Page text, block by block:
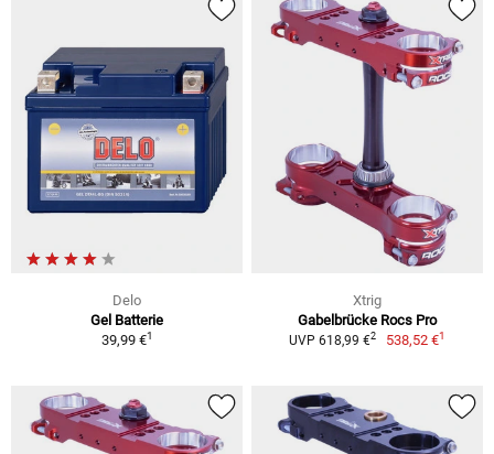
Delo
Gel Batterie
39,99 €1
Xtrig
Gabelbrücke Rocs Pro
UVP 618,99 €2 538,52 €1